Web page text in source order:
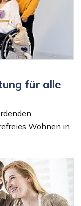
für alle
Wohnen in